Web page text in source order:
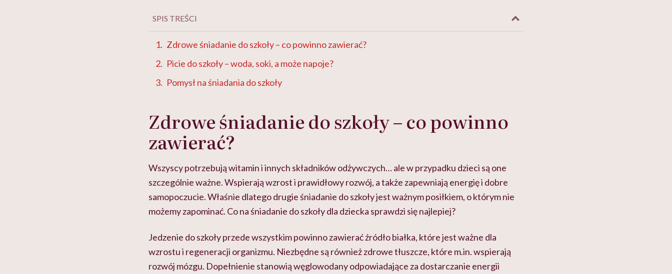
SPIS TREŚCI
Zdrowe śniadanie do szkoły – co powinno zawierać?
Picie do szkoły – woda, soki, a może napoje?
Pomysł na śniadania do szkoły
Zdrowe śniadanie do szkoły – co powinno
zawierać?
Wszyscy potrzebują witamin i innych składników odżywczych… ale w przypadku dzieci są one
szczególnie ważne. Wspierają wzrost i prawidłowy rozwój, a także zapewniają energię i dobre
samopoczucie. Właśnie dlatego drugie śniadanie do szkoły jest ważnym posiłkiem, o którym nie
możemy zapominać. Co na śniadanie do szkoły dla dziecka sprawdzi się najlepiej?
Jedzenie do szkoły przede wszystkim powinno zawierać źródło białka, które jest ważne dla
wzrostu i regeneracji organizmu. Niezbędne są również zdrowe tłuszcze, które m.in. wspierają
rozwój mózgu. Dopełnienie stanowią węglowodany odpowiadające za dostarczanie energii